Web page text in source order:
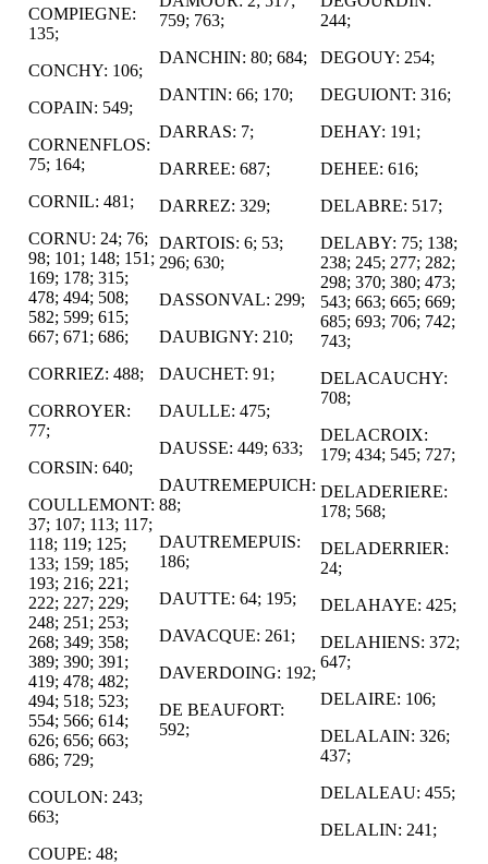
COMPIEGNE:
135;
CONCHY: 106;
COPAIN: 549;
CORNENFLOS:
75; 164;
CORNIL: 481;
CORNU: 24; 76;
98; 101; 148; 151;
169; 178; 315;
478; 494; 508;
582; 599; 615;
667; 671; 686;
CORRIEZ: 488;
CORROYER:
77;
CORSIN: 640;
COULLEMONT:
37; 107; 113; 117;
118; 119; 125;
133; 159; 185;
193; 216; 221;
222; 227; 229;
248; 251; 253;
268; 349; 358;
389; 390; 391;
419; 478; 482;
494; 518; 523;
554; 566; 614;
626; 656; 663;
686; 729;
COULON: 243;
663;
COUPE: 48;
759; 763;
DANCHIN: 80; 684;
DANTIN: 66; 170;
DARRAS: 7;
DARREE: 687;
DARREZ: 329;
DARTOIS: 6; 53;
296; 630;
DASSONVAL: 299;
DAUBIGNY: 210;
DAUCHET: 91;
DAULLE: 475;
DAUSSE: 449; 633;
DAUTREMEPUICH:
88;
DAUTREMEPUIS:
186;
DAUTTE: 64; 195;
DAVACQUE: 261;
DAVERDOING: 192;
DE BEAUFORT:
592;
244;
DEGOUY: 254;
DEGUIONT: 316;
DEHAY: 191;
DEHEE: 616;
DELABRE: 517;
DELABY: 75; 138;
238; 245; 277; 282;
298; 370; 380; 473;
543; 663; 665; 669;
685; 693; 706; 742;
743;
DELACAUCHY:
708;
DELACROIX:
179; 434; 545; 727;
DELADERIERE:
178; 568;
DELADERRIER:
24;
DELAHAYE: 425;
DELAHIENS: 372;
647;
DELAIRE: 106;
DELALAIN: 326;
437;
DELALEAU: 455;
DELALIN: 241;